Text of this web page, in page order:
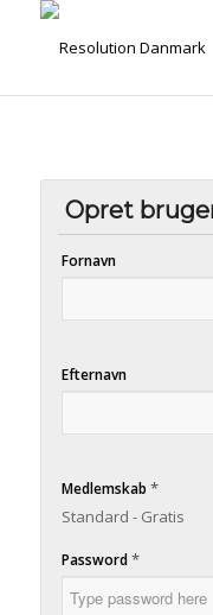
Opret
Fornavn
Efternavn
Medlemskab*
Standard - Gratis
Password*